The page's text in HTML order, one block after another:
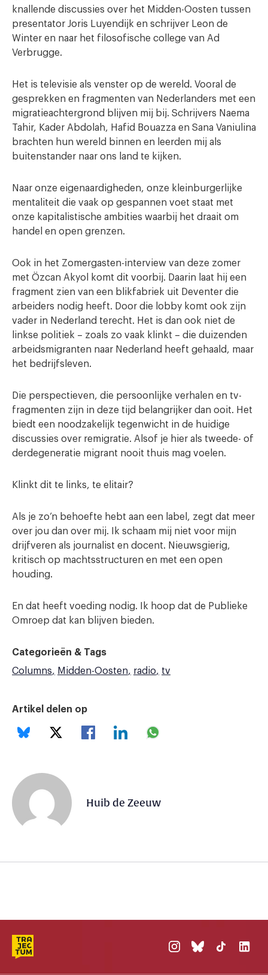
knallende discussies over het Midden-Oosten tussen
presentator Joris Luyendijk en schrijver Leon de
Winter en naar het filosofische college van Ad
Verbrugge.
Het is televisie als venster op de wereld. Vooral de
gesprekken en fragmenten van Nederlanders met een
migratieachtergrond blijven mij bij. Schrijvers Naema
Tahir, Kader Abdolah, Hafid Bouazza en Sana Vaniulina
brachten hun wereld binnen en leerden mij als
buitenstander naar ons land te kijken.
Naar onze eigenaardigheden, onze kleinburgerlijke
mentaliteit die vaak op gespannen voet staat met
onze kapitalistische ambities waarbij het draait om
handel en open grenzen.
Ook in het Zomergasten-interview van deze zomer
met Özcan Akyol komt dit voorbij. Daarin laat hij een
fragment zien van een blikfabriek uit Deventer die
arbeiders nodig heeft. Door die lobby komt ook zijn
vader in Nederland terecht. Het is dan ook niet de
linkse politiek – zoals zo vaak klinkt – die duizenden
arbeidsmigranten naar Nederland heeft gehaald, maar
het bedrijfsleven.
Die perspectieven, die persoonlijke verhalen en tv-
fragmenten zijn in deze tijd belangrijker dan ooit. Het
biedt een noodzakelijk tegenwicht in de huidige
discussies over remigratie. Alsof je hier als tweede- of
derdegeneratie migrant nooit thuis mag voelen.
Klinkt dit te links, te elitair?
Als je zo’n behoefte hebt aan een label, zegt dat meer
over jou dan over mij. Ik schaam mij niet voor mijn
drijfveren als journalist en docent. Nieuwsgierig,
kritisch op machtsstructuren en met een open
houding.
En dat heeft voeding nodig. Ik hoop dat de Publieke
Omroep dat kan blijven bieden.
Categorieën & Tags
Columns
Midden-Oosten radio tv
Artikel delen op
Huib de Zeeuw